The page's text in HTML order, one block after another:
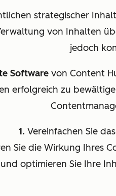
strategischer
von Inhalten
jedoch
Software von Content
erfolgreich zu
1. Vereinfachen Sie
Sie die Wirkung Ihres
und optimieren Sie Ihre